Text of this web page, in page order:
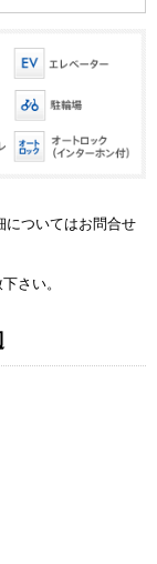
についてはお問合せ
さい。